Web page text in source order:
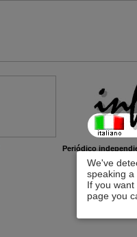
We've
speaking
If you
page you
Periódico